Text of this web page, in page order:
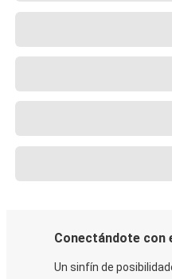
Conectándote con
Un sinfín de